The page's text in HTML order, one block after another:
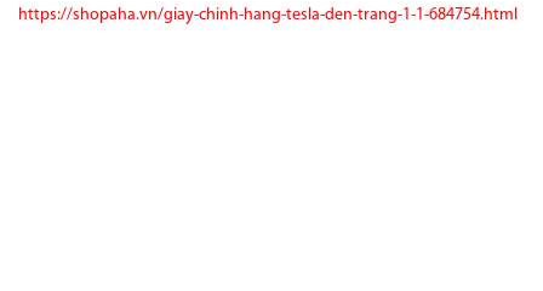
https://shopaha.vn/giay-chinh-hang-tesla-den-trang-1-1-684754.html